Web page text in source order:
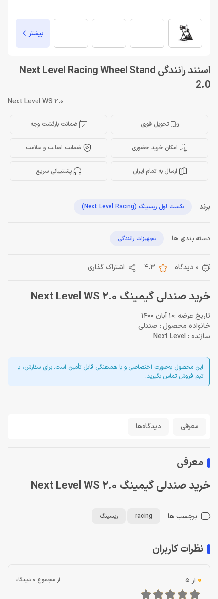
بیشتر
استند رانندگی Next Level Racing Wheel Stand
2.0
Next Level WS 2.0
تحویل فوری ضمانت بازگشت وجه
امکان خرید حضوری ضمانت اصالت و سلامت
ارسال به تمام ایران پشتیبانی سریع
برند نکست لول ریسینگ (Next Level Racing)
دسته بندی ها تجهیزات رانندگی
0 دیدگاه 4.3 اشتراک گذاری
خرید صندلی گیمینگ Next Level WS 2.0
تاریخ عرضه :10 آبان 1400
خانواده محصول : صندلی
سازنده : Next Level
این محصول به‌صورت اختصاصی و با هماهنگی قابل تأمین است. برای سفارش، با
تیم فروش تماس بگیرید.
معرفی دیدگاه‌ها
معرفی
خرید صندلی گیمینگ Next Level WS 2.0
برچسب ها racing ریسینگ
نظرات کاربران
0 از 5 از مجموع 0 دیدگاه